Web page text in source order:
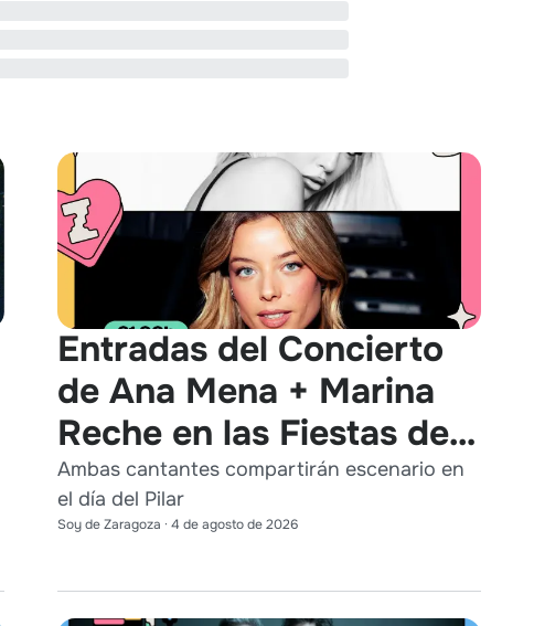
Entradas del Concierto
de Ana Mena + Marina
Reche en las Fiestas del
Pilar 2026
Ambas cantantes compartirán escenario en
el día del Pilar
Soy de Zaragoza · 4 de agosto de 2026